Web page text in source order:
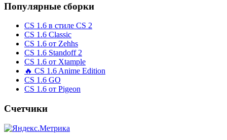
Популярные сборки
CS 1.6 в стиле CS 2
CS 1.6 Classic
CS 1.6 от Zehhs
CS 1.6 Standoff 2
CS 1.6 от Xtample
🔥 CS 1.6 Anime Edition
CS 1.6 GO
CS 1.6 от Pigeon
Счетчики